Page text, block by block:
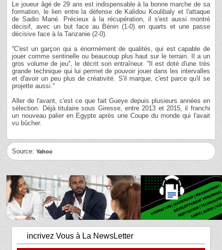
Le joueur âgé de 29 ans est indispensable à la bonne marche de sa
formation, le lien entre la défense de Kalidou Koulibaly et l'attaque
de Sadio Mané. Précieux à la récupération, il s'est aussi montré
décisif, avec un but face au Bénin (1-0) en quarts et une passe
décisive face à la Tanzanie (2-0).
''C'est un garçon qui a énormément de qualités, qui est capable de
jouer comme sentinelle ou beaucoup plus haut sur le terrain. Il a un
gros volume de jeu'', le décrit son entraîneur. ''Il est doté d'une très
grande technique qui lui permet de pouvoir jouer dans les intervalles
et d'avoir un peu plus de créativité. S'il marque, c'est parce qu'il se
projette aussi.''
Aller de l'avant, c'est ce que fait Gueye depuis plusieurs années en
sélection. Déjà titulaire sous Giresse, entre 2013 et 2015, il franchi
un nouveau palier en Egypte après une Coupe du monde qui l'avait
vu bûcher.
Source:Yahoo
incrivez Vous à La NewsLetter